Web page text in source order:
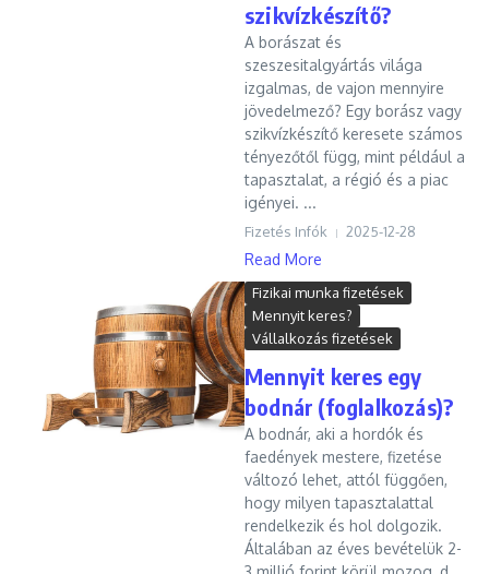
szikvízkészítő?
A borászat és
szeszesitalgyártás világa
izgalmas, de vajon mennyire
jövedelmező? Egy borász vagy
szikvízkészítő keresete számos
tényezőtől függ, mint például a
tapasztalat, a régió és a piac
igényei. ...
Fizetés Infók 2025-12-28
Read More
Fizikai munka fizetések
Mennyit keres?
Vállalkozás fizetések
Mennyit keres egy
bodnár (foglalkozás)?
A bodnár, aki a hordók és
faedények mestere, fizetése
változó lehet, attól függően,
hogy milyen tapasztalattal
rendelkezik és hol dolgozik.
Általában az éves bevételük 2-